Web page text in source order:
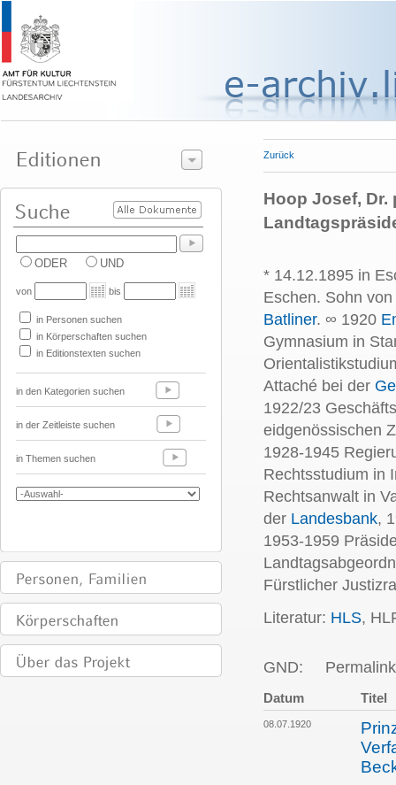
ODER UND
von bis
in Personen suchen
in Körperschaften suchen
in Editionstexten suchen
in den Kategorien suchen
in der Zeitleiste suchen
in Themen suchen
Zurück
Hoop Josef, Dr.
* 14.12.1895 in
Eschen. Sohn von
Batliner. ∞ 1920
Gymnasium in
Attaché bei der
1922/23
eidgenössischen
1928-1945
Rechtsstudium in
Rechtsanwalt in
der Landesbank,
1953-1959
Fürstlicher
Literatur: HLS,
GND:
Datum Titel
08.07.1920